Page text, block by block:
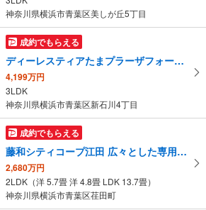
神奈川県横浜市青葉区美しが丘5丁目
成約でもらえる
ディーレスティアたまプラーザフォースレジデンス
4,199万円
3LDK
神奈川県横浜市青葉区新石川4丁目
成約でもらえる
藤和シティコープ江田 広々とした専用庭付
2,680万円
2LDK（洋 5.7畳 洋 4.8畳 LDK 13.7畳）
神奈川県横浜市青葉区荏田町